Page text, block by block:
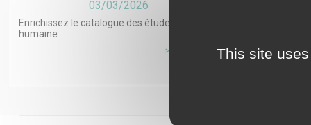
03/03/2026
Enrichissez le catalogue des études en santé
humaine
> Lire la suite
Deuil après
This site